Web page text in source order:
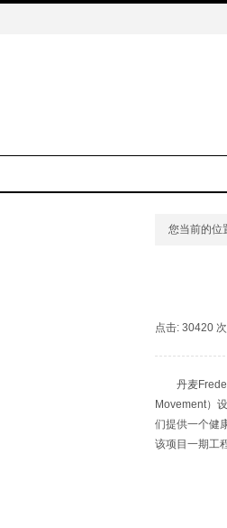
您当前的位
点击: 30420
丹麦
Movement）
们提供一个健
该项目一期工